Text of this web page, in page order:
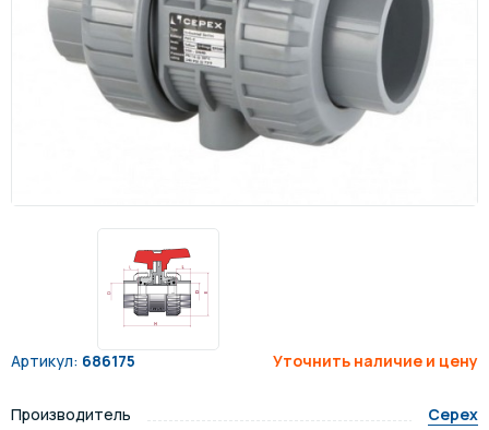
Артикул: 686175 Уточнить наличие и цену
Производитель
Cepex